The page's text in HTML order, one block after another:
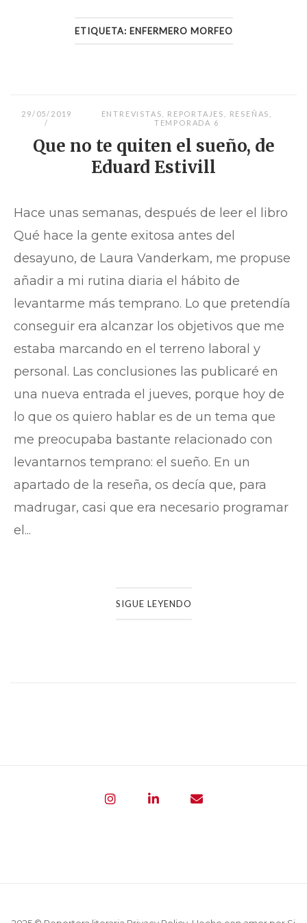
ETIQUETA: ENFERMERO MORFEO
29/05/2019 ENTREVISTAS REPORTAJES RESEÑAS
TEMPORADA 6
Que no te quiten el sueño, de
Eduard Estivill
Hace unas semanas, después de leer el libro
Qué hace la gente exitosa antes del
desayuno, de Laura Vanderkam, me propuse
añadir a mi rutina diaria el hábito de
levantarme más temprano. Lo que pretendía
conseguir era alcanzar los objetivos que me
estaba marcando en el terreno laboral y
personal. Las conclusiones las publicaré en
una nueva entrada el jueves, porque hoy de
lo que os quiero hablar es de un tema que
me preocupaba bastante relacionado con
levantarnos temprano: el sueño. En un
apartado de la reseña, os decía que, para
madrugar, casi que era necesario programar
el...
SIGUE LEYENDO